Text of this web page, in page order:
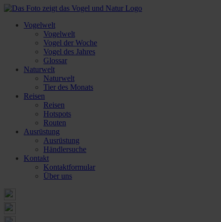
Vogelwelt
Vogelwelt
Vogel der Woche
Vogel des Jahres
Glossar
Naturwelt
Naturwelt
Tier des Monats
Reisen
Reisen
Hotspots
Routen
Ausrüstung
Ausrüstung
Händlersuche
Kontakt
Kontaktformular
Über uns